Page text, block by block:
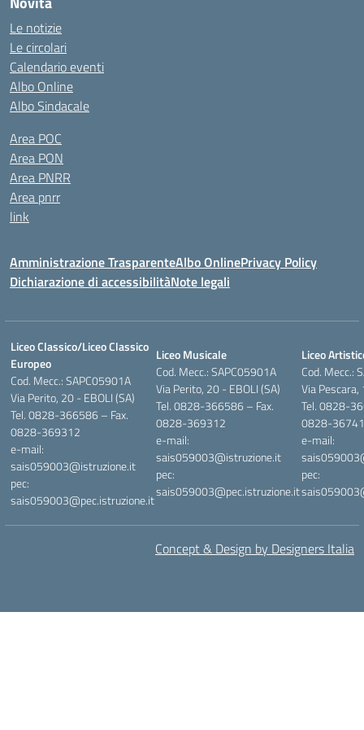
Le notizie
Le circolari
Calendario eventi
Albo Online
Albo Sindacale
Area POC
Area PON
Area PNRR
Area pnrr
link
Amministrazione TrasparenteAlbo OnlinePrivacy Policy
Dichiarazione di accessibilitàNote legali
Liceo Classico/Liceo Classico
Europeo
Cod. Mecc.: SAPC05901A
Via Perito, 20 - EBOLI (SA)
Tel. 0828-366586 – Fax.
0828-369312
e-mail:
sais059003@istruzione.it
pec:
sais059003@pec.istruzione.it
Liceo Musicale
Cod. Mecc.: SAPC05901A
Via Perito, 20 - EBOLI (SA)
Tel. 0828-366586 – Fax.
0828-369312
e-mail:
sais059003@istruzione.it
pec:
sais059003@pec.istruzione.it
Liceo
Cod. Mecc.:
Via
Tel. 0828-
0828-
e-mail:
pec:
Concept & Design by Designers Italia